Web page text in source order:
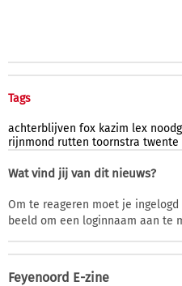
Tags
achterblijven fox kazim lex
rijnmond rutten toornstra twente
Wat vind jij van dit nieuws?
Om te reageren moet je
beeld om een loginnaam aan te
Feyenoord E-zine